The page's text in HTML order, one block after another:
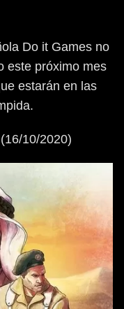
Do it Games no
este próximo mes
estarán en las
(16/10/2020)